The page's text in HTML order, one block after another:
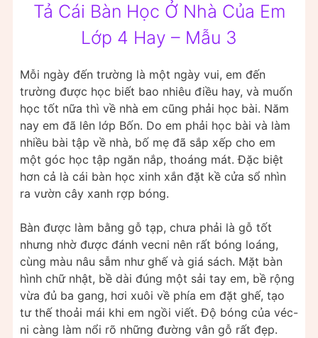
Tả Cái Bàn Học Ở Nhà Của Em
Lớp 4 Hay – Mẫu 3
Mỗi ngày đến trường là một ngày vui, em đến
trường được học biết bao nhiêu điều hay, và muốn
học tốt nữa thì về nhà em cũng phải học bài. Năm
nay em đã lên lớp Bốn. Do em phải học bài và làm
nhiều bài tập về nhà, bố mẹ đã sắp xếp cho em
một góc học tập ngăn nắp, thoáng mát. Đặc biệt
hơn cả là cái bàn học xinh xắn đặt kề cửa sổ nhìn
ra vườn cây xanh rợp bóng.
Bàn được làm bằng gỗ tạp, chưa phải là gỗ tốt
nhưng nhờ được đánh vecni nên rất bóng loáng,
cùng màu nâu sẫm như ghế và giá sách. Mặt bàn
hình chữ nhật, bề dài đúng một sải tay em, bề rộng
vừa đủ ba gang, hơi xuôi về phía em đặt ghế, tạo
tư thế thoải mái khi em ngồi viết. Độ bóng của véc-
ni càng làm nổi rõ những đường vân gỗ rất đẹp.